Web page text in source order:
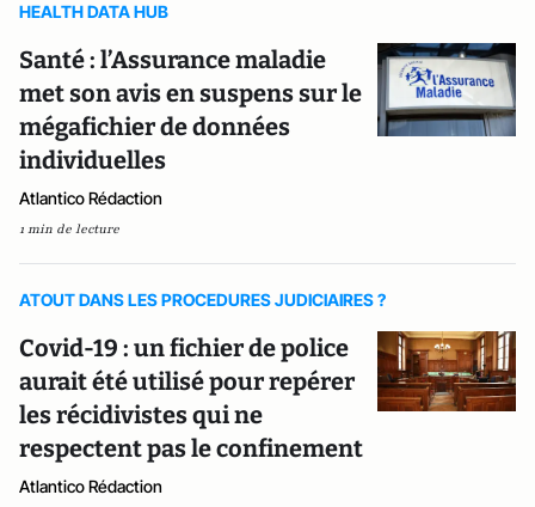
HEALTH DATA HUB
Santé : l’Assurance maladie
met son avis en suspens sur le
mégafichier de données
individuelles
Atlantico Rédaction
1 min de lecture
ATOUT DANS LES PROCEDURES JUDICIAIRES ?
Covid-19 : un fichier de police
aurait été utilisé pour repérer
les récidivistes qui ne
respectent pas le confinement
Atlantico Rédaction